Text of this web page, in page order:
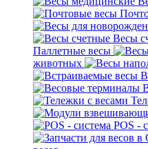
Весы
Паллетные весы
животных
POS -